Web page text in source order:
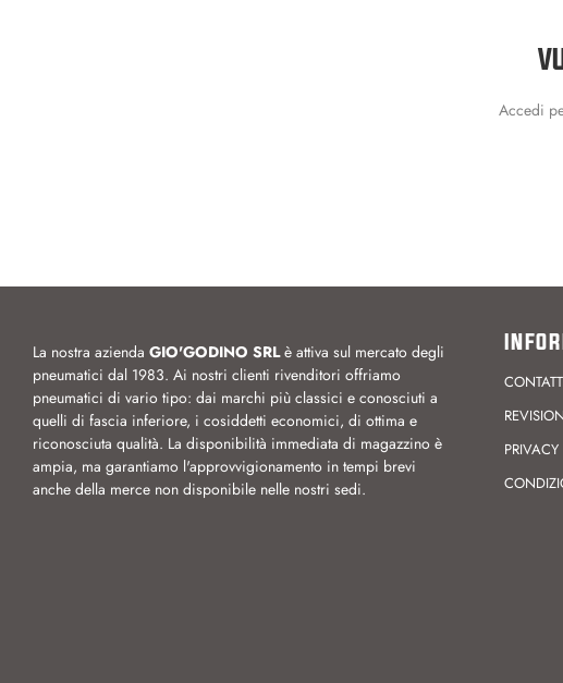
Accedi
La nostra azienda GIO'GODINO SRLè attiva sul mercato degli
pneumatici dal 1983. Ai nostri clienti rivenditori offriamo
pneumatici di vario tipo: dai marchi più classici e conosciuti a
quelli di fascia inferiore, i cosiddetti economici, di ottima e
riconosciuta qualità. La disponibilità immediata di magazzino è
ampia, ma garantiamo l'approvvigionamento in tempi brevi
anche della merce non disponibile nelle nostri sedi.